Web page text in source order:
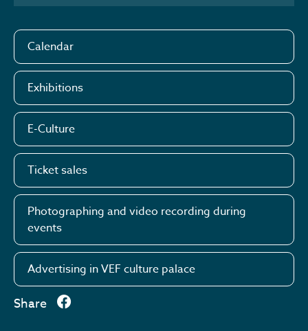
Calendar
Exhibitions
E-Culture
Ticket sales
Photographing and video recording during
events
Advertising in VEF culture palace
Share